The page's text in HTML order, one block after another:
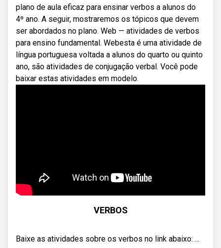
plano de aula eficaz para ensinar verbos a alunos do
4º ano. A seguir, mostraremos os tópicos que devem
ser abordados no plano. Web — atividades de verbos
para ensino fundamental. Webesta é uma atividade de
língua portuguesa voltada a alunos do quarto ou quinto
ano, são atividades de conjugação verbal. Você pode
baixar estas atividades em modelo.
VERBOS
Baixe as atividades sobre os verbos no link abaixo: ...